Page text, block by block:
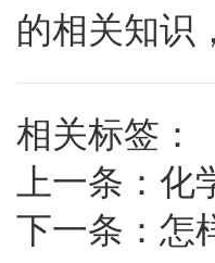
的相关知识
相关标签：
上一条： 化
下一条： 怎